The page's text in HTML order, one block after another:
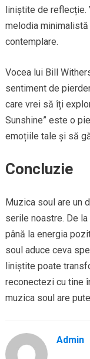
liniștite de reflecție.
melodia
contemplare.
Vocea lui Bill
sentiment de
care vrei să îți
Sunshine” este o
emoțiile tale și să
Concluzie
Muzica soul are un
serile noastre. De
până la energia
soul aduce ceva
liniștite poate
reconectezi cu tine
muzica soul are
Admin